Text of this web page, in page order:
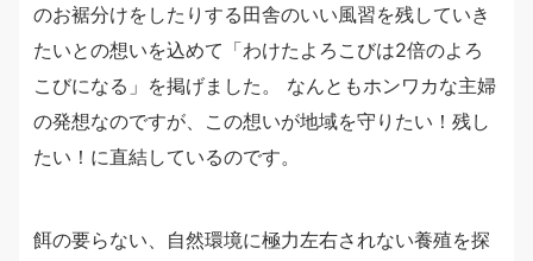
のお裾分けをしたりする田舎のいい風習を残していき
たいとの想いを込めて「わけたよろこびは2倍のよろ
こびになる」を掲げました。 なんともホンワカな主婦
の発想なのですが、この想いが地域を守りたい！残し
たい！に直結しているのです。
餌の要らない、自然環境に極力左右されない養殖を探